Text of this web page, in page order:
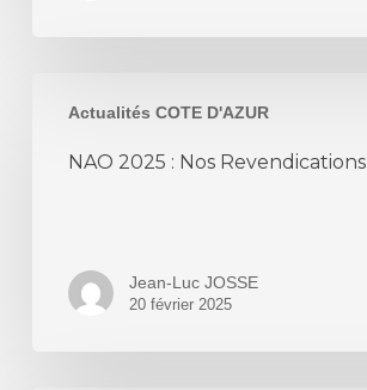
Actualités COTE D'AZUR
2025
NAO 2025 : Nos Revendications
Jean-Luc JOSSE
20 février 2025